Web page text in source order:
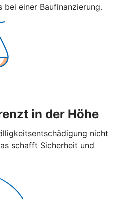
bei einer Baufinanzierung.
in der Höhe
nicht
schafft Sicherheit und